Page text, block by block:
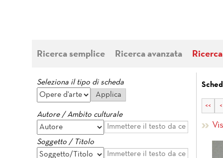
Ricerca semplice Ricerca avanzata
Seleziona il tipo di scheda
Autore / Ambito culturale
Soggetto / Titolo
<< <